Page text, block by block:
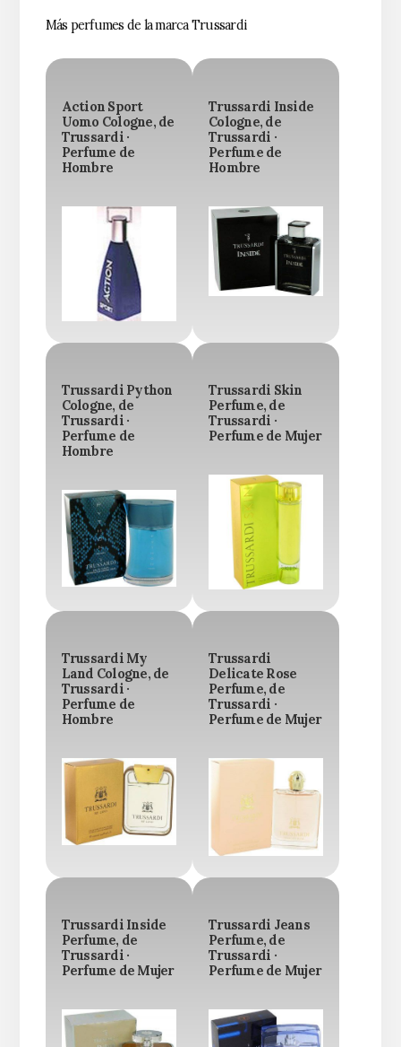
Más perfumes de la marca Trussardi
Action Sport
Uomo Cologne, de
Trussardi ·
Perfume de
Hombre
Trussardi Inside
Cologne, de
Trussardi ·
Perfume de
Hombre
Trussardi Python
Cologne, de
Trussardi ·
Perfume de
Hombre
Trussardi Skin
Perfume, de
Trussardi ·
Perfume de Mujer
Trussardi My
Land Cologne, de
Trussardi ·
Perfume de
Hombre
Trussardi
Delicate Rose
Perfume, de
Trussardi ·
Perfume de Mujer
Trussardi Inside
Perfume, de
Trussardi ·
Perfume de Mujer
Trussardi Jeans
Perfume, de
Trussardi ·
Perfume de Mujer